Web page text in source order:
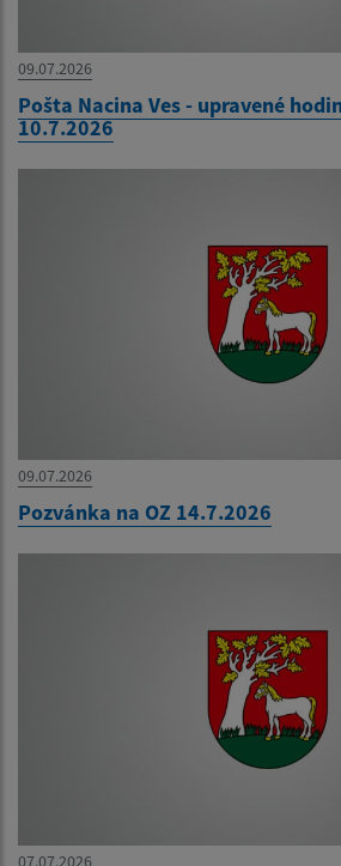
09.07.2026
Pošta Nacina Ves - upravené
10.7.2026
09.07.2026
Pozvánka na OZ 14.7.2026
07.07.2026